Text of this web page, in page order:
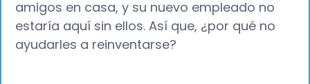
amigos en casa, y su nuevo empleado no
estaría aquí sin ellos. Así que, ¿por qué no
ayudarles a reinventarse?